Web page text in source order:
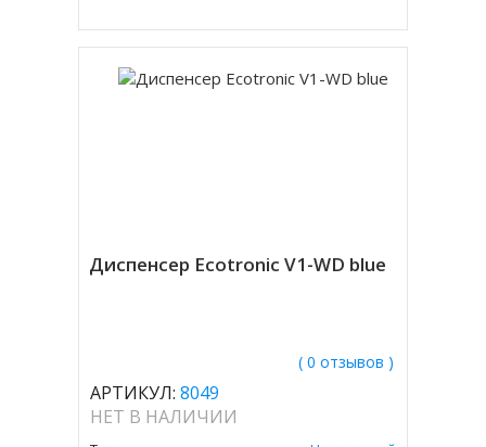
Диспенсер Ecotronic V1-WD blue
( 0 отзывов )
АРТИКУЛ: 8049
НЕТ В НАЛИЧИИ